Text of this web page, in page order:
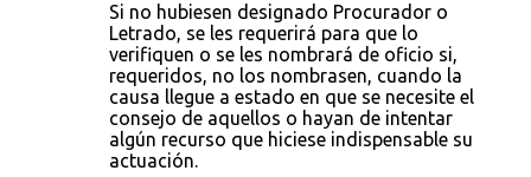
Si no hubiesen designado Procurador o
Letrado, se les requerirá para que lo
verifiquen o se les nombrará de oficio si,
requeridos, no los nombrasen, cuando la
causa llegue a estado en que se necesite el
consejo de aquellos o hayan de intentar
algún recurso que hiciese indispensable su
actuación.